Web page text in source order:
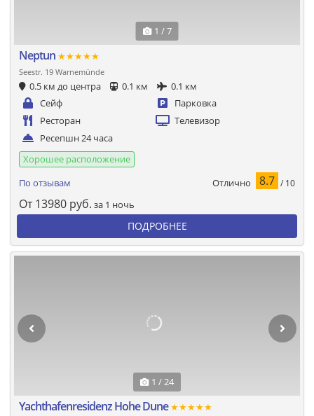
1 / 7
Neptun ★★★★★
Seestr. 19 Warnemünde
0.5 км до центра 0.1 км
0.1 км
Сейф
Парковка
Ресторан
Телевизор
Ресепшн 24 часа
Хорошее расположение
По отзывам
Отлично 8.7 / 10
От 13980 руб. за 1 ночь
ПОДРОБНЕЕ
1 / 24
Yachthafenresidenz Hohe Dune★★★★★